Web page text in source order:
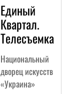
Единый
Квартал.
Телесъемка
Национальный
дворец искусств
«Украина»